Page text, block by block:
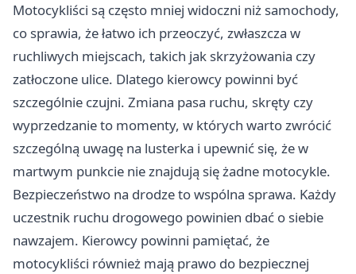
Motocykliści są często mniej widoczni niż samochody,
co sprawia, że łatwo ich przeoczyć, zwłaszcza w
ruchliwych miejscach, takich jak skrzyżowania czy
zatłoczone ulice. Dlatego kierowcy powinni być
szczególnie czujni. Zmiana pasa ruchu, skręty czy
wyprzedzanie to momenty, w których warto zwrócić
szczególną uwagę na lusterka i upewnić się, że w
martwym punkcie nie znajdują się żadne motocykle.
Bezpieczeństwo na drodze to wspólna sprawa. Każdy
uczestnik ruchu drogowego powinien dbać o siebie
nawzajem. Kierowcy powinni pamiętać, że
motocykliści również mają prawo do bezpiecznej